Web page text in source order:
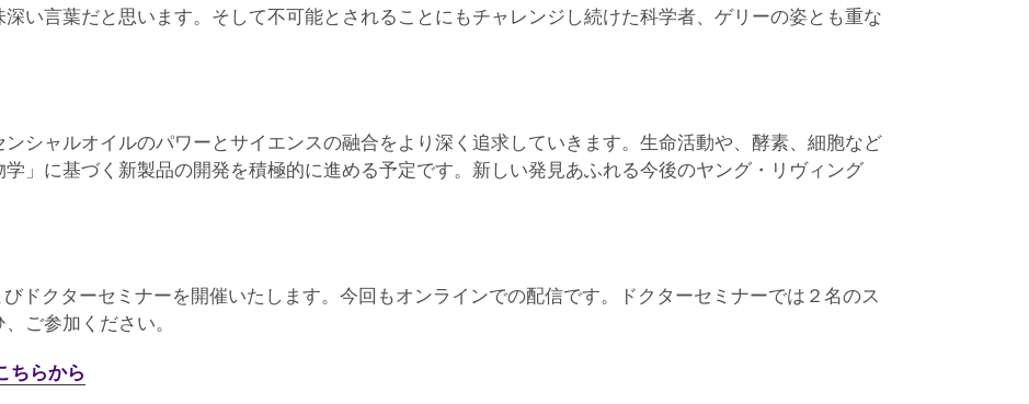
い言葉だと思います。そして不可能とされることにもチャレンジし続けた科学者、ゲリーの姿とも重な
シャルオイルのパワーとサイエンスの融合をより深く追求していきます。生命活動や、酵素、細胞など
」に基づく新製品の開発を積極的に進める予定です。新しい発見あふれる今後のヤング・リヴィング
ドクターセミナーを開催いたします。今回もオンラインでの配信です。ドクターセミナーでは２名のス
ご参加ください。
ちらから